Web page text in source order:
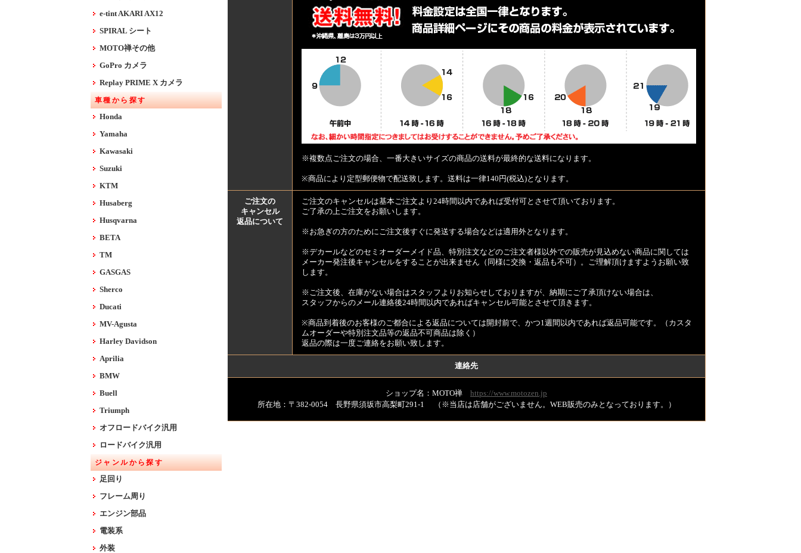
e-tint AKARI AX12
SPIRAL シート
MOTO禅その他
GoPro カメラ
Replay PRIME X カメラ
車種から探す
Honda
Yamaha
Kawasaki
Suzuki
KTM
Husaberg
Husqvarna
BETA
TM
GASGAS
Sherco
Ducati
MV-Agusta
Harley Davidson
Aprilia
BMW
Buell
Triumph
オフロードバイク汎用
ロードバイク汎用
ジャンルから探す
足回り
フレーム周り
エンジン部品
電装系
外装
※複数点ご注文の場合、一番大きいサイズの商品の送料が最終的な送料になります。
※商品により定型郵便物で配送致します。送料は一律140円(税込)となります。
ご注文の
キャンセル
返品について
ご注文のキャンセルは基本ご注文より24時間以内であれば受付可とさせて頂いております。
ご了承の上ご注文をお願いします。
※お急ぎの方のためにご注文後すぐに発送する場合などは適用外となります。
※デカールなどのセミオーダーメイド品、特別注文などのご注文者様以外での販売が見込めない商品に関しては
メーカー発注後キャンセルをすることが出来ません（同様に交換・返品も不可）。ご理解頂けますようお願い致
します。
※ご注文後、在庫がない場合はスタッフよりお知らせしておりますが、納期にご了承頂けない場合は、
スタッフからのメール連絡後24時間以内であればキャンセル可能とさせて頂きます。
※商品到着後のお客様のご都合による返品については開封前で、かつ1週間以内であれば返品可能です。（カスタ
ムオーダーや特別注文品等の返品不可商品は除く）
返品の際は一度ご連絡をお願い致します。
連絡先
ショップ名：MOTO禅 https://www.motozen.jp
所在地：〒382-0054 長野県須坂市高梨町291-1 （※当店は店舗がございません。WEB販売のみとなっております。）